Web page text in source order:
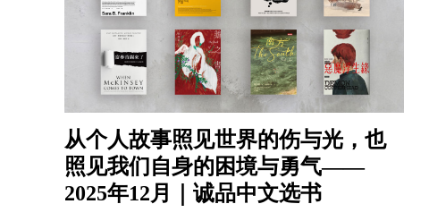
从个人故事照见世界的伤与光，也
照见我们自身的困境与勇气——
2025年12月｜诚品中文选书